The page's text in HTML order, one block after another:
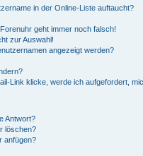
in der Online-Liste auftaucht?
geht immer noch falsch!
zur Auswahl!
angezeigt werden?
Link klicke, werde ich aufgefordert,
Antwort?
löschen?
anfügen?